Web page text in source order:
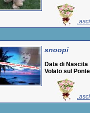
snoopi
Data di Nascita
Volato sul Ponte